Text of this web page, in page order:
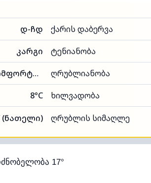
დ-ჩდ ქარის დაბერვა
კარგი ტენიანობა
55% (კომფორტული) ღრუბლიანობა
8°C ხილვადობა
(ნათელი) ღრუბლის სიმაღლე
17°